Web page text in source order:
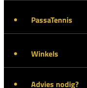
PassaTennis
Winkels
Advies nodig?